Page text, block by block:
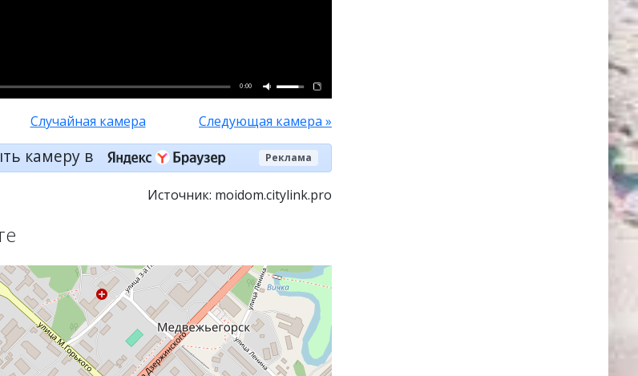
0:00
Случайная камера Следующая камера »
камеру в Реклама
Источник: moidom.citylink.pro